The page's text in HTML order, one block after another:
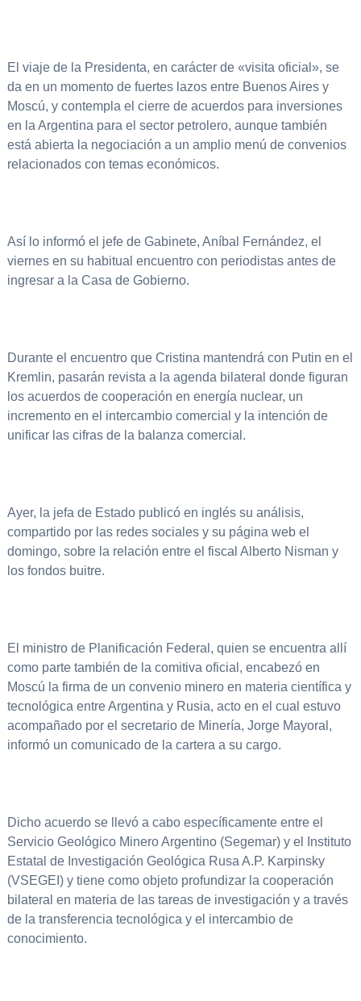
El viaje de la Presidenta, en carácter de «visita oficial», se
da en un momento de fuertes lazos entre Buenos Aires y
Moscú, y contempla el cierre de acuerdos para inversiones
en la Argentina para el sector petrolero, aunque también
está abierta la negociación a un amplio menú de convenios
relacionados con temas económicos.
Así lo informó el jefe de Gabinete, Aníbal Fernández, el
viernes en su habitual encuentro con periodistas antes de
ingresar a la Casa de Gobierno.
Durante el encuentro que Cristina mantendrá con Putin en el
Kremlin, pasarán revista a la agenda bilateral donde figuran
los acuerdos de cooperación en energía nuclear, un
incremento en el intercambio comercial y la intención de
unificar las cifras de la balanza comercial.
Ayer, la jefa de Estado publicó en inglés su análisis,
compartido por las redes sociales y su página web el
domingo, sobre la relación entre el fiscal Alberto Nisman y
los fondos buitre.
El ministro de Planificación Federal, quien se encuentra allí
como parte también de la comitiva oficial, encabezó en
Moscú la firma de un convenio minero en materia científica y
tecnológica entre Argentina y Rusia, acto en el cual estuvo
acompañado por el secretario de Minería, Jorge Mayoral,
informó un comunicado de la cartera a su cargo.
Dicho acuerdo se llevó a cabo específicamente entre el
Servicio Geológico Minero Argentino (Segemar) y el Instituto
Estatal de Investigación Geológica Rusa A.P. Karpinsky
(VSEGEI) y tiene como objeto profundizar la cooperación
bilateral en materia de las tareas de investigación y a través
de la transferencia tecnológica y el intercambio de
conocimiento.